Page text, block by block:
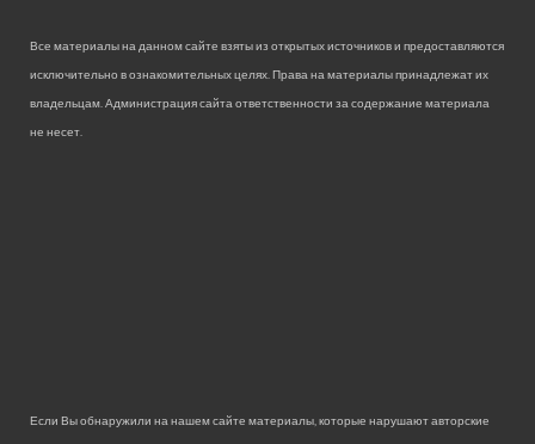
Все материалы на данном сайте взяты из открытых источников и предоставляются
исключительно в ознакомительных целях. Права на материалы принадлежат их
владельцам. Администрация сайта ответственности за содержание материала
не несет.
Если Вы обнаружили на нашем сайте материалы, которые нарушают авторские